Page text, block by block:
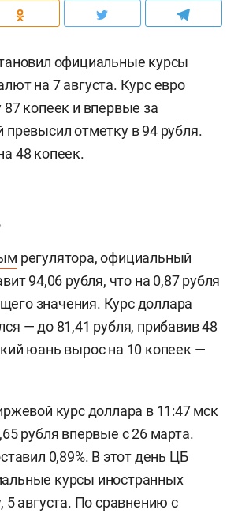
официальные курсы
на 7 августа. Курс евро
87 копеек и впервые за
превысил отметку в 94 рубля.
48 копеек.
регулятора, официальный
94,06 рубля, что на 0,87 рубля
значения. Курс доллара
— до 81,41 рубля, прибавив 48
юань вырос на 10 копеек —
курс доллара в 11:47 мск
рубля впервые с 26 марта.
0,89%. В этот день ЦБ
курсы иностранных
5 августа. По сравнению с